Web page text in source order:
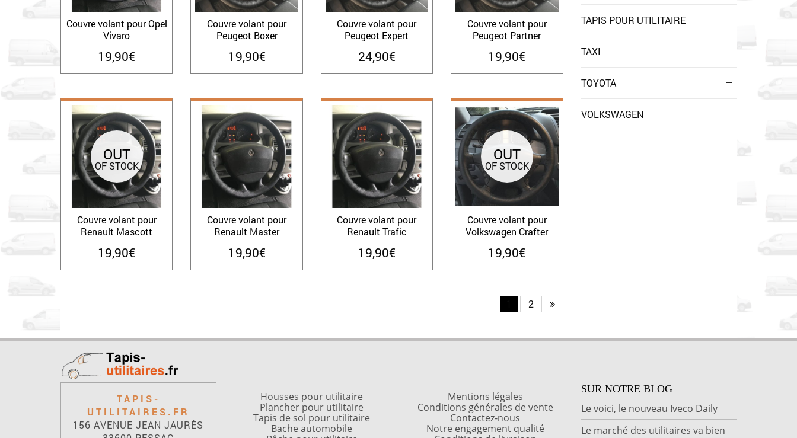
Couvre volant pour Opel
Vivaro
19,90€
Couvre volant pour
Peugeot Boxer
19,90€
Couvre volant pour
Peugeot Expert
24,90€
Couvre volant pour
Peugeot Partner
19,90€
OUT
OF STOCK
Couvre volant pour
Renault Mascott
19,90€
Couvre volant pour
Renault Master
19,90€
Couvre volant pour
Renault Trafic
19,90€
OUT
OF STOCK
Couvre volant pour
Volkswagen Crafter
19,90€
2
TAPIS POUR UTILITAIRE
TAXI
TOYOTA
VOLKSWAGEN
TAPIS-
UTILITAIRES.FR
156 AVENUE JEAN JAURÈS
Housses pour utilitaire
Plancher pour utilitaire
Tapis de sol pour utilitaire
Bache automobile
Mentions légales
Conditions générales de vente
Contactez-nous
Notre engagement qualité
SUR NOTRE BLOG
Le voici, le nouveau Iveco Daily
Le marché des utilitaires va bien